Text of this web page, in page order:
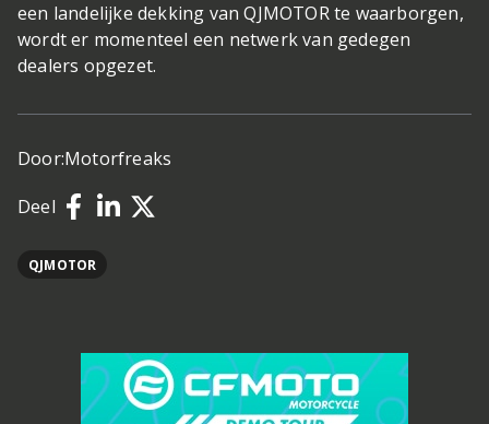
een landelijke dekking van QJMOTOR te waarborgen,
wordt er momenteel een netwerk van gedegen
dealers opgezet.
Door:Motorfreaks
Deel
QJMOTOR